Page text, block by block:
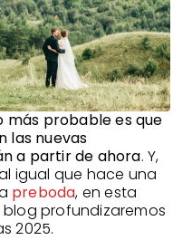
más probable es que
las nuevas
a partir de ahora. Y,
igual que hace una
preboda, en esta
profundizaremos
2025.